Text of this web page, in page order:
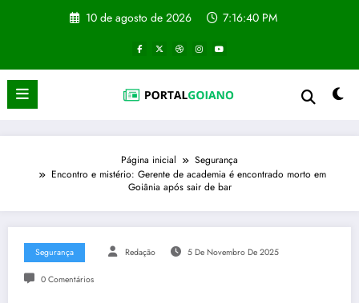
10 de agosto de 2026 7:16:41 PM
Página inicial
Segurança
Encontro e mistério: Gerente de academia é encontrado morto em
Goiânia após sair de bar
Segurança Redação 5 De Novembro De 2025
0 Comentários